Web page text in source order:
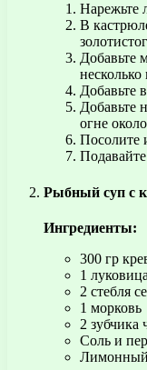
Нарежьте
В
Добавьте
несколько
Добавьте
Добавьте
огне
Посолите
Рыбный суп с
Ингредиенты:
300 гр
1 луковица
2 стебля
1 морковь
2 зубчика
Соль и
Лимонный